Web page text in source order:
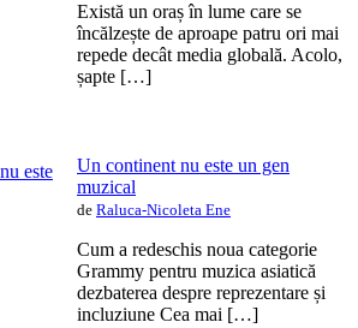
Există un oraș în lume care se
încălzește de aproape patru ori mai
repede decât media globală. Acolo,
șapte […]
Un continent nu este un gen
muzical
de Raluca-Nicoleta Ene
Cum a redeschis noua categorie
Grammy pentru muzica asiatică
dezbaterea despre reprezentare și
incluziune Cea mai […]